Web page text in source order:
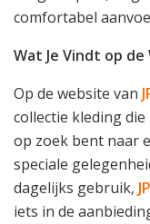
comfortabel
Wat Je Vindt op de
Op de website van
collectie kleding
op zoek bent naar
speciale
dagelijks gebruik,
iets in de